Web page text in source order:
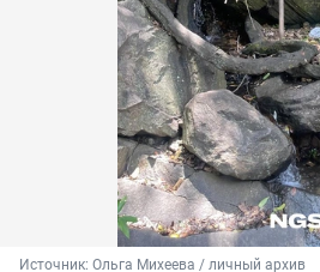
Источник: Ольга Михеева / личный архив